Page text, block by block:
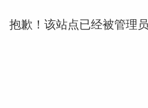
抱歉！该站点已经被管理